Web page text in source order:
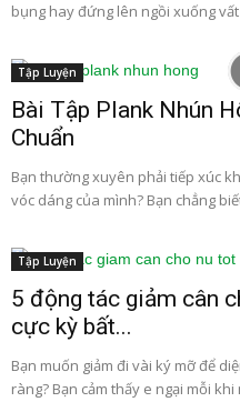
bụng hay đứng lên ngồi xuống vất
Tập Luyện
Bài Tập Plank Nhún
Chuẩn
Bạn thường xuyên phải tiếp xúc
vóc dáng của mình? Bạn chẳng
Tập Luyện
5 động tác giảm cân
cực kỳ bất...
Bạn muốn giảm đi vài ký mỡ để
ràng? Bạn cảm thấy e ngại mỗi